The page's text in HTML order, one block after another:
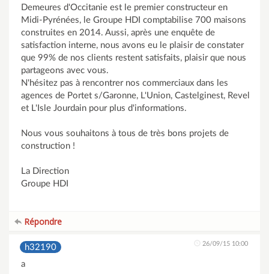
Demeures d'Occitanie est le premier constructeur en
Midi-Pyrénées, le Groupe HDI comptabilise 700 maisons
construites en 2014. Aussi, après une enquête de
satisfaction interne, nous avons eu le plaisir de constater
que 99% de nos clients restent satisfaits, plaisir que nous
partageons avec vous.
N'hésitez pas à rencontrer nos commerciaux dans les
agences de Portet s/Garonne, L'Union, Castelginest, Revel
et L'Isle Jourdain pour plus d'informations.
Nous vous souhaitons à tous de très bons projets de
construction !
La Direction
Groupe HDI
Répondre
h32190 26/09/15 10:00
a